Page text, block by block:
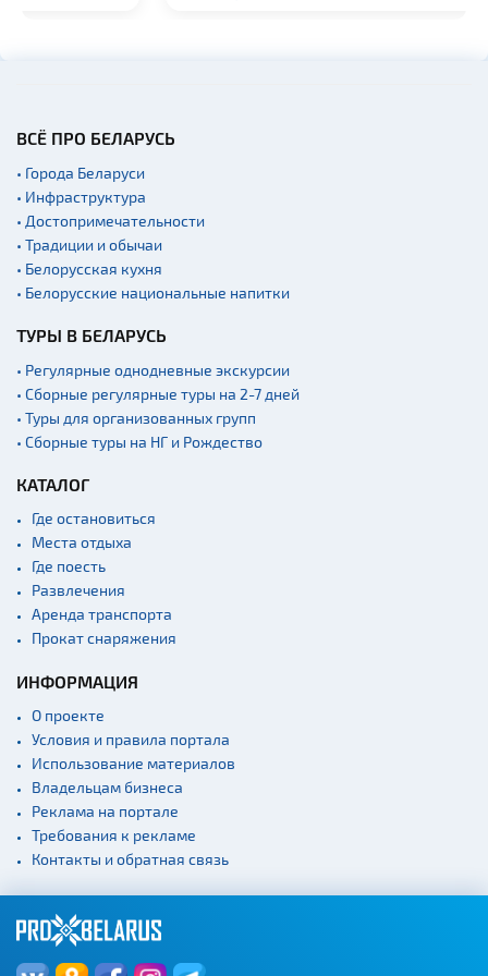
Производства
Военная история
Мастер-классы
Квесты
Садово-парковая
архитектура
людям
Кладбище
Монастыри
Костелы
Театры
Концертные залы
Начало и окончание
экскурсий: г. Минск
Спортивные
сооружения
Веломаршруты
Аэропорты
Железнодорожные
вокзалы
ВСЁ ПРО БЕЛАРУСЬ
• Города Беларуси
• Инфраструктура
• Достопримечательности
• Традиции и обычаи
• Белорусская кухня
• Белорусские национальные напитки
ТУРЫ В БЕЛАРУСЬ
• Регулярные однодневные экскурсии
• Сборные регулярные туры на 2-7 дней
• Туры для организованных групп
• Сборные туры на НГ и Рождество
КАТАЛОГ
Где остановиться
Места отдыха
Где поесть
Развлечения
Аренда транспорта
Прокат снаряжения
ИНФОРМАЦИЯ
О проекте
Условия и правила портала
Использование материалов
Владельцам бизнеса
Реклама на портале
Требования к рекламе
Контакты и обратная связь